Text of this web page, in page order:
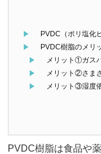
PVDC（ポリ塩化
PVDC樹脂のメリ
メリット①ガス
メリット②さま
メリット③湿度
PVDC樹脂は食品や